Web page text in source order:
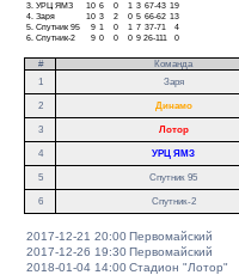
3. УРЦ ЯМЗ 10 6 0 1 3 67-43 19
4. Заря 10 3 2 0 5 66-62 13
5. Спутник 95 9 1 0 1 7 37-71
4
6. Спутник-2 9 0 0 0 9 26-111 0
# Команда
1
Заря
2
Динамо
3
Лотор
4
УРЦ ЯМЗ
5
Спутник 95
6
Спутник-2
2017-12-21 20:00Первомайский
2017-12-26 19:30Первомайский
2018-01-04 14:00Стадион "Лотор"